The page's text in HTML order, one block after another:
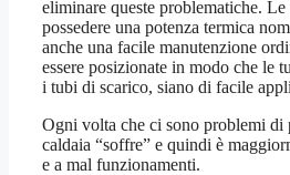
eliminare queste problematiche.
possedere una potenza termica
anche una facile manutenzione
essere posizionate in modo che le
i tubi di scarico, siano di facile
Ogni volta che ci sono problemi di
caldaia “soffre” e quindi è
e a mal funzionamenti.